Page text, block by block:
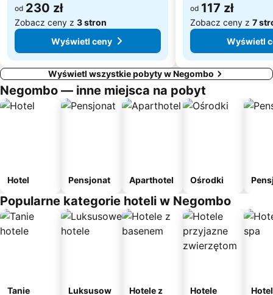
od 230 zł
Zobacz ceny z 3 stron
Wyświetl ceny
od 117 zł
Zobacz ceny z 7
Wyświetl
Wyświetl wszystkie pobyty w Negombo
Negombo — inne miejsca na pobyt
Hotel Pensjonat Aparthotel Ośrodki
Popularne kategorie hoteli w Negombo
Tanie
Luksusow
Hotele z
Hotele